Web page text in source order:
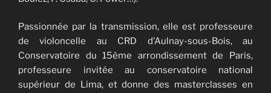
Passionnée par la transmission, elle est professeure
de violoncelle au CRD d’Aulnay-sous-Bois, au
Conservatoire du 15ème arrondissement de Paris,
professeure invitée au conservatoire national
supérieur de Lima, et donne des masterclasses en